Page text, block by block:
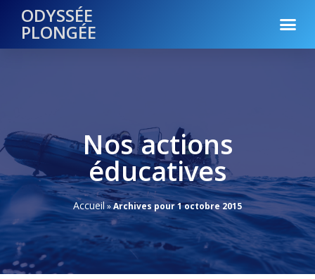
ODYSSÉE
PLONGÉE
Nos actions
éducatives
Accueil»Archives pour 1 octobre 2015